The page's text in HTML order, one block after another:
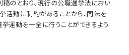
稿のとおり、現行の公職選挙法におい
活動に制約があることから、同法を
運動を十全に行うことができるよう